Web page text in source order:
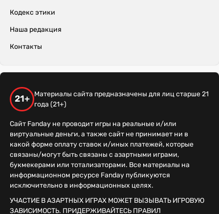
Кодекс этики
Наша редакция
Контакты
21+
Материалы сайта предназначены для лиц старше 21
года (21+)
Сайт Fanday не проводит игры на реальные и/или
виртуальные деньги, а также сайт не принимает ни в
какой форме оплату ставок и/иных платежей, которые
связаны/могут быть связаны с азартными играми,
букмекерами или тотализаторами. Все материалы на
информационном ресурсе Fanday публикуются
исключительно в информационных целях.
УЧАСТИЕ В АЗАРТНЫХ ИГРАХ МОЖЕТ ВЫЗЫВАТЬ ИГРОВУЮ
ЗАВИСИМОСТЬ. ПРИДЕРЖИВАЙТЕСЬ ПРАВИЛ